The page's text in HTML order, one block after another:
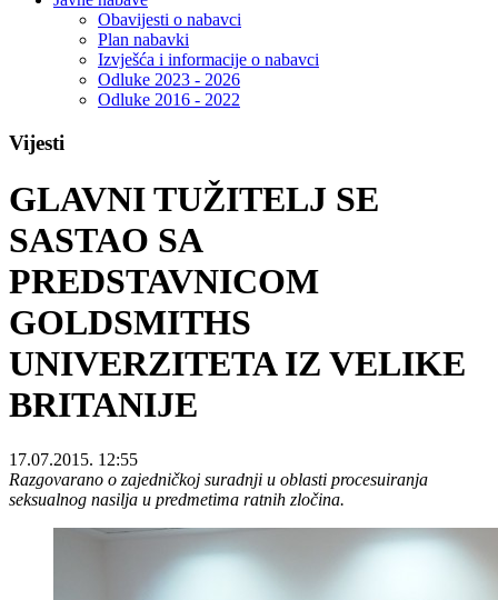
Obavijesti o nabavci
Plan nabavki
Izvješća i informacije o nabavci
Odluke 2023 - 2026
Odluke 2016 - 2022
Vijesti
GLAVNI TUŽITELJ SE
SASTAO SA
PREDSTAVNICOM
GOLDSMITHS
UNIVERZITETA IZ VELIKE
BRITANIJE
17.07.2015. 12:55
Razgovarano o zajedničkoj suradnji u oblasti procesuiranja
seksualnog nasilja u predmetima ratnih zločina.